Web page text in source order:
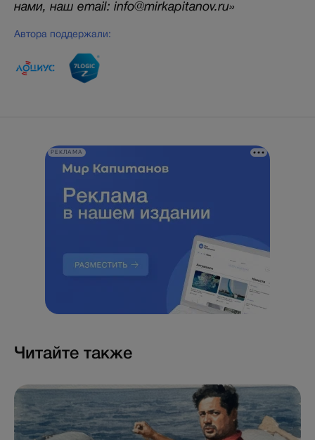
нами, наш email: info@mirkapitanov.ru»
Автора поддержали:
РЕКЛАМА
Читайте также